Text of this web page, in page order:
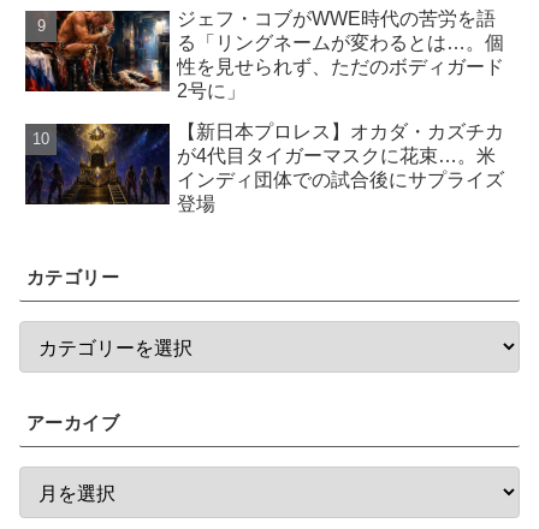
ジェフ・コブがWWE時代の苦労を語
る「リングネームが変わるとは…。個
性を見せられず、ただのボディガード
2号に」
【新日本プロレス】オカダ・カズチカ
が4代目タイガーマスクに花束…。米
インディ団体での試合後にサプライズ
登場
カテゴリー
アーカイブ